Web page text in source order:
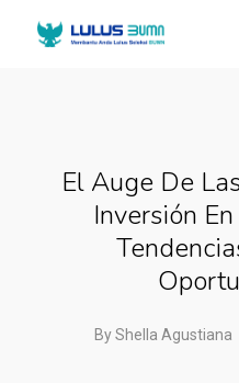
El Auge De
Inversión
ByShella Agustiana